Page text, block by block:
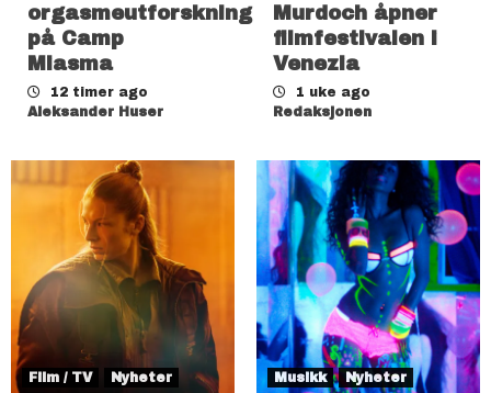
orgasmeutforskning
på Camp
Miasma
12 timer ago
Aleksander Huser
Murdoch åpner
filmfestivalen i
Venezia
1 uke ago
Redaksjonen
Film / TV Nyheter Musikk Nyheter